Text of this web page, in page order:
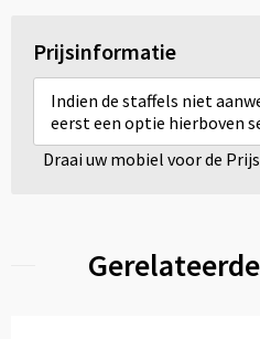
Prijsinformatie
Indien de staffels niet
eerst een optie hierboven
Draai uw mobiel voor de